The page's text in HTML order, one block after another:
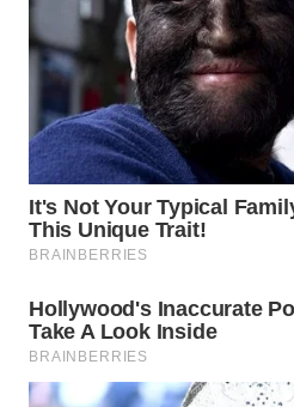
CIANJUR
WN
KEPULAUAN
SERIBU
WN
TANGERANG
BINJAI
WN
CIREBON